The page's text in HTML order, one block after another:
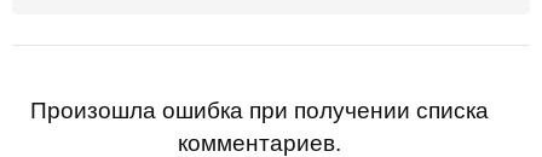
Произошла ошибка при получении списка
комментариев.